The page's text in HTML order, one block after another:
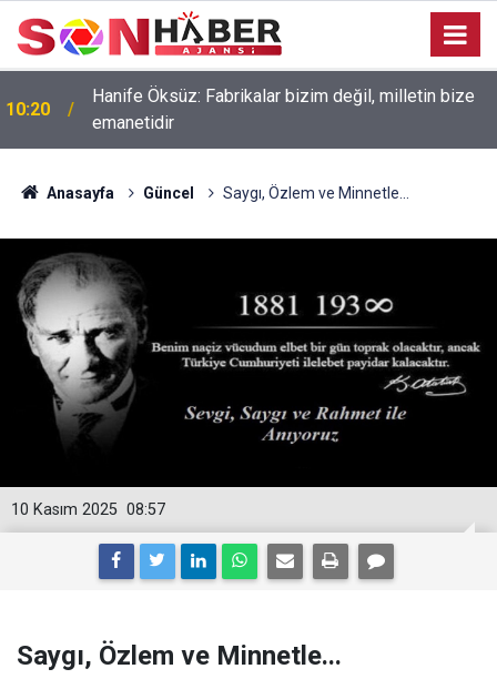
10:20
Hanife Öksüz: Fabrikalar bizim değil, milletin bize
emanetidir
Anasayfa Güncel Saygı, Özlem ve Minnetle...
08:57
10 Kasım 2025
Saygı, Özlem ve Minnetle...